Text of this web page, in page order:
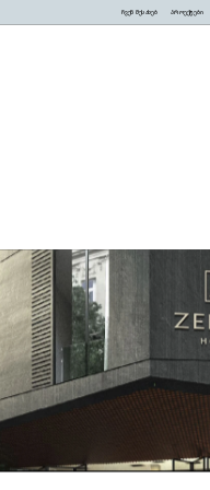
ჩვენ შესახებ პროექტები